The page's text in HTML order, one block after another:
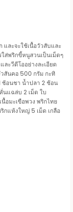
และจะใช้เนื้อวัวสับและ
ส่พริกขี้หนูสวนเป็นเม็ดๆ
ะวีดีโออย่างละเอียด
สันคอ 500 กรัม กะทิ
ช้อนชา น้ำปลา 2 ช้อน
นแฉล่บ 2 เม็ด ใบ
อมะเขือพวง พริกไทย
กแห้งใหญ่ 5 เม็ด เกลือ